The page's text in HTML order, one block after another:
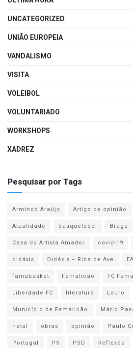
UNCATEGORIZED
UNIÃO EUROPEIA
VANDALISMO
VISITA
VOLEIBOL
VOLUNTARIADO
WORKSHOPS
XADREZ
Pesquisar por Tags
Armindo Araújo Artigo de opinião
Atualidade
basquetebol Braga
Casa do Artista Amador
covid-19
didáxis
Didáxis – Riba de Ave
famabasket
Famalicão FC
Liberdade FC
literatura
Louro
Município de Famalicão
Mário
natal
obras opinião Paulo
Portugal
PS PSD Reflexão